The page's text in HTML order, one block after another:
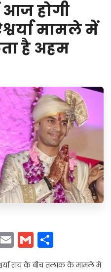
आज होगी
मामले में
है अहम
EmailGmail
राय के बीच तलाक के मामले में